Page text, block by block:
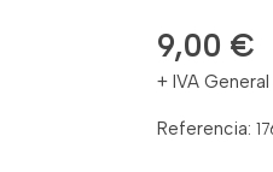
9,00 €
+ IVA General
Referencia: